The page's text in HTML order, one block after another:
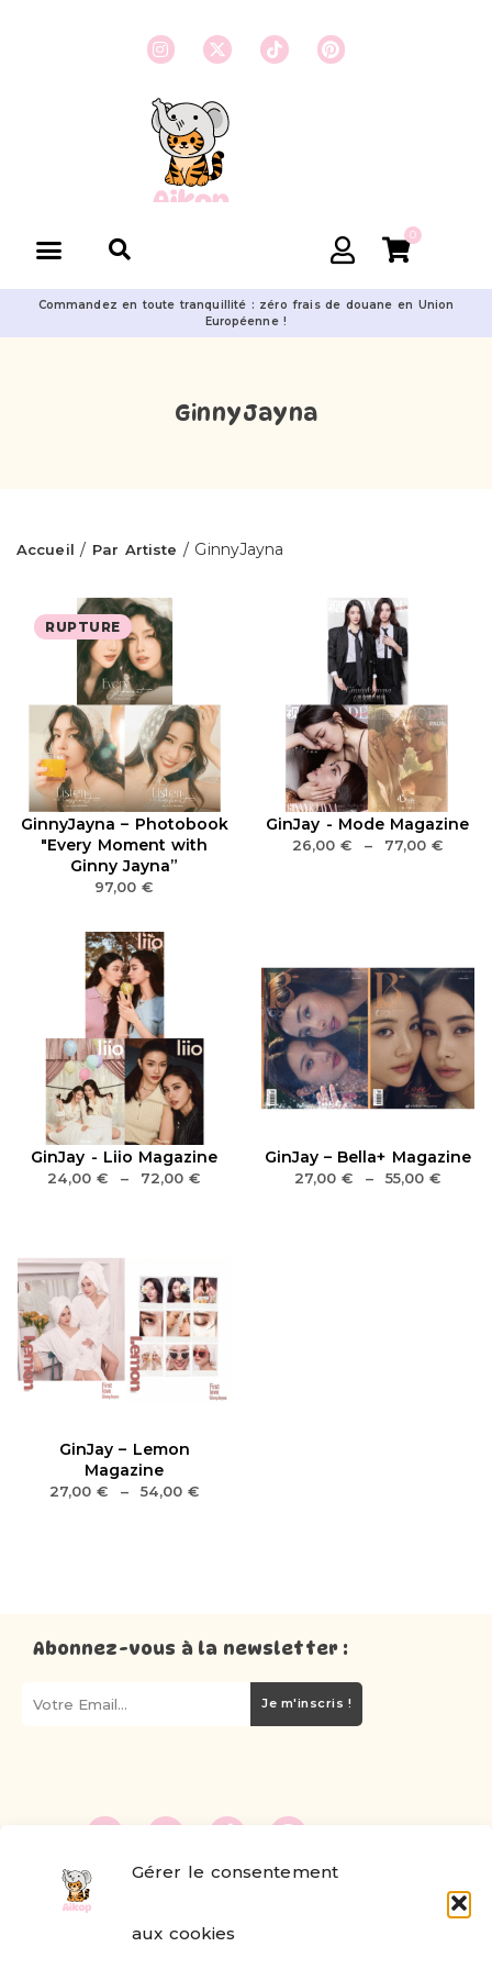
Gérer le consentement
aux cookies
0
Commandez en toute tranquillité : zéro frais de douane en Union
Européenne !
GinnyJayna
Accueil / Par Artiste / GinnyJayna
RUPTURE
GinnyJayna – Photobook
"Every Moment with
Ginny Jayna”
97,00€
GinJay - Mode Magazine
26,00 € – 77,00 €
GinJay - Liio Magazine
24,00€ – 72,00€
GinJay – Bella+ Magazine
27,00 € – 55,00 €
GinJay – Lemon
Magazine
27,00 € – 54,00 €
Abonnez-vous à la newsletter :
Je m'inscris !